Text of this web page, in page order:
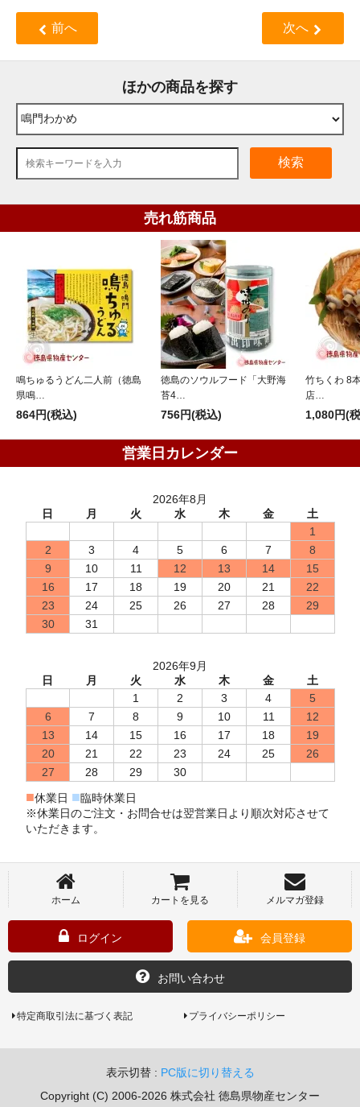
前へ 次へ
ほかの商品を探す
検索
売れ筋商品
鳴ちゅるうどん二人前（徳島
県鳴…
864円(税込)
徳島のソウルフード「大野海
苔4…
756円(税込)
竹ちくわ 8
店…
1,080円(
営業日カレンダー
2026年8月
日
月 火 水 木 金
土
1
2
3 4 5 6 7
8
9
10 11 12 13 14
15
16
17 18 19 20 21
22
23
24 25 26 27 28
29
30
31
2026年9月
日
月 火 水 木 金
土
1
2 3 4
5
6
7 8 9 10 11
12
13
14 15 16 17 18
19
20
21 22 23 24 25
26
27
28 29 30
■休業日 ■臨時休業日
※休業日のご注文・お問合せは翌営業日より順次対応させて
いただきます。
ホーム カートを見る メルマガ登録
ログイン 会員登録
お問い合わせ
特定商取引法に基づく表記 プライバシーポリシー
表示切替 : PC版に切り替える
Copyright (C) 2006-2026 株式会社 徳島県物産センター